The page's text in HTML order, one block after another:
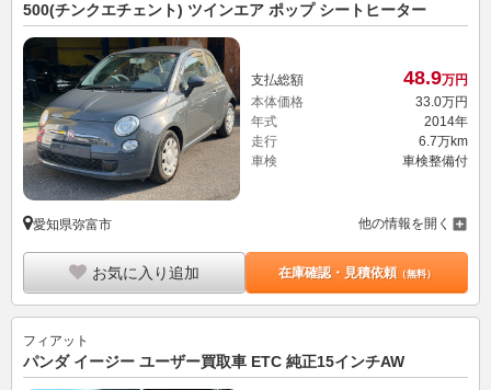
500(チンクエチェント) ツインエア ポップ シートヒーター
支払総額 48.9万円
本体価格
33.0万円
年式
2014年
走行
6.7万km
車検
車検整備付
愛知県弥富市 他の情報を開く
お気に入り追加 在庫確認・見積依頼（無料）
フィアット
パンダ イージー ユーザー買取車 ETC 純正15インチAW